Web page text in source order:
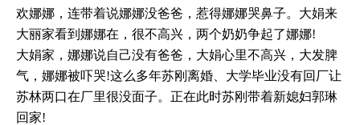
欢娜娜，连带着说娜娜没爸爸，惹得娜娜哭鼻子。大娟来
大丽家看到娜娜在，很不高兴，两个奶奶争起了娜娜!
大娟家，娜娜说自己没有爸爸，大娟心里不高兴，大发脾
气，娜娜被吓哭!这么多年苏刚离婚、大学毕业没有回厂让
苏林两口在厂里很没面子。正在此时苏刚带着新媳妇郭琳
回家!